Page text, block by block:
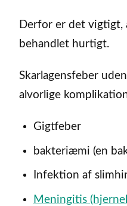
Derfor er det vigtigt,
behandlet hurtigt.
Skarlagensfeber
alvorlige
Gigtfeber
bakteriæmi (en
Infektion af
Meningitis